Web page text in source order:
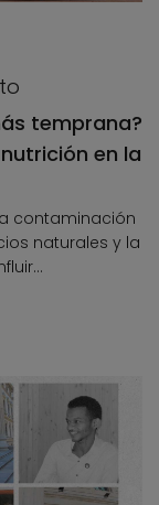
temprana?
en la
contaminación
naturales y la